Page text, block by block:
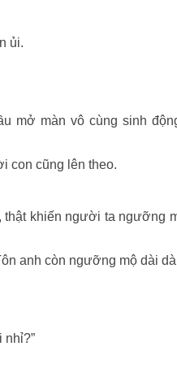
ủi.
mở màn vô cùng sinh
con cũng lên theo.
thật khiến người ta ngưỡng
anh còn ngưỡng mộ dài
nhỉ?”